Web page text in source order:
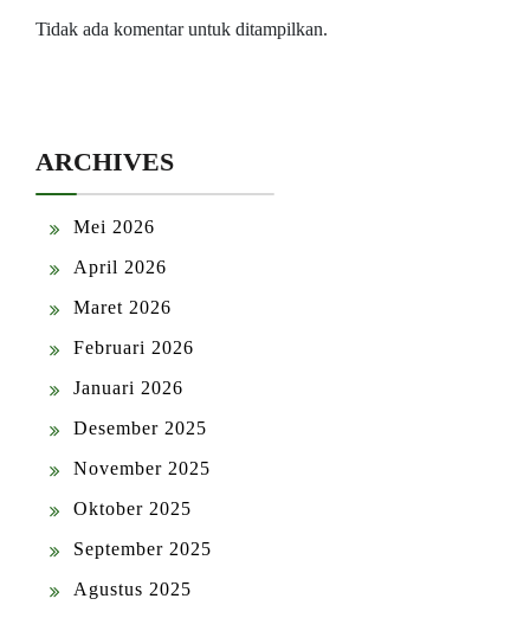
Tidak ada komentar untuk ditampilkan.
ARCHIVES
Mei 2026
April 2026
Maret 2026
Februari 2026
Januari 2026
Desember 2025
November 2025
Oktober 2025
September 2025
Agustus 2025